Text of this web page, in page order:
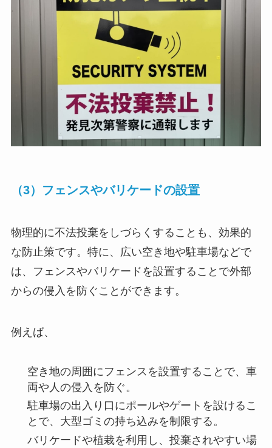
（3）フェンスやバリケードの設置
物理的に不法投棄をしづらくすることも、効果的
な防止策です。特に、広い空き地や駐車場などで
は、フェンスやバリケードを設置することで外部
からの侵入を防ぐことができます。
例えば、
空き地の周囲にフェンスを設置することで、車
両や人の侵入を防ぐ。
駐車場の出入り口にポールやゲートを設けるこ
とで、大型ゴミの持ち込みを制限する。
バリケードや植栽を利用し、投棄されやすい場